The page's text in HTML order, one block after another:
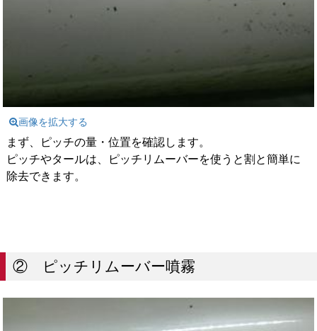
画像を拡大する
まず、ピッチの量・位置を確認します。
ピッチやタールは、ピッチリムーバーを使うと割と簡単に
除去できます。
② ピッチリムーバー噴霧